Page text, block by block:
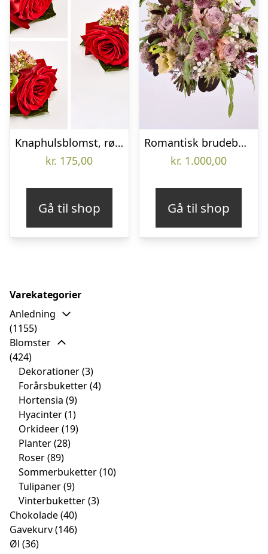
Knaphulsblomst, rød rose – Send blomster med Bloomit
kr. 175,00
Gå til shop
Romantisk brudebuket med roser og brudeslør – Send blomster med Bloomit
kr. 1.000,00
Gå til shop
Varekategorier
Anledning
(1155)
Blomster
(424)
Dekorationer(3)
Forårsbuketter(4)
Hortensia (9)
Hyacinter(1)
Orkideer(19)
Planter(28)
Roser(89)
Sommerbuketter(10)
Tulipaner(9)
Vinterbuketter(3)
Chokolade(40)
Gavekurv(146)
Øl (36)